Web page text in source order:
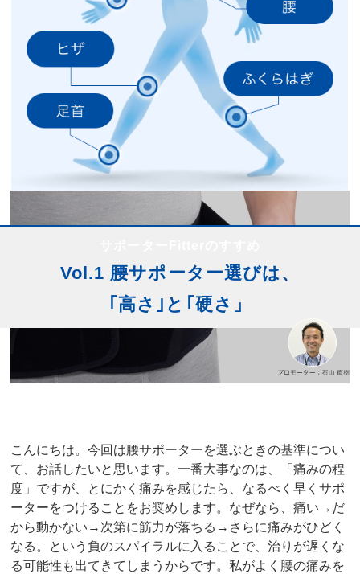
Vol.1 腰サポーター選びは、
｢高さ｣と｢硬さ」
こんにちは。今回は腰サポーターを選ぶときの基準につい
て、お話したいと思います。一番大事なのは、「痛みの程
度」ですが、とにかく痛みを感じたら、なるべく早くサポ
ーターをつけることをお奨めします。なぜなら、痛い→だ
から動かない→次第に筋力が落ちる→さらに痛みがひどく
なる。という負のスパイラルに入ることで、治りが遅くな
る可能性も出てきてしまうからです。私がよく腰の痛みを